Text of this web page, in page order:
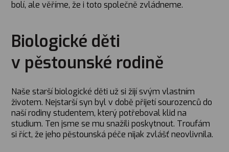
bolí, ale věříme, že i toto společně zvládneme.
Biologické děti
v pěstounské rodině
Naše starší biologické děti už si žijí svým vlastním
životem. Nejstarší syn byl v době přijetí sourozenců do
naší rodiny studentem, který potřeboval klid na
studium. Ten jsme se mu snažili poskytnout. Troufám
si říct, že jeho pěstounská péče nijak zvlášť neovlivnila.